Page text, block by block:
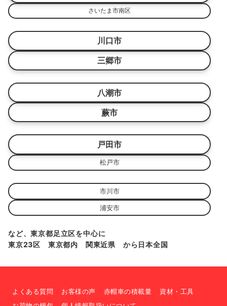
さいたま市南区
川口市
三郷市
八潮市
蕨市
戸田市
松戸市
市川市
浦安市
など、東京都足立区を中心に
東京23区 東京都内 関東近県 から日本全国
よくある質問 お客様の声 赤帽車の積載量
資材・工具